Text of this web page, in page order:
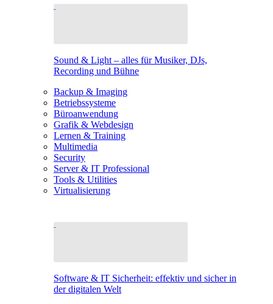
Sound & Light – alles für Musiker, DJs,
Recording und Bühne
Backup & Imaging
Betriebssysteme
Büroanwendung
Grafik & Webdesign
Lernen & Training
Multimedia
Security
Server & IT Professional
Tools & Utilities
Virtualisierung
Software & IT Sicherheit: effektiv und sicher in
der digitalen Welt